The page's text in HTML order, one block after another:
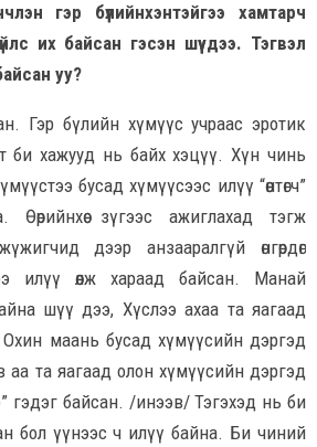
гэр бүлийнхэнтэйгээ хамтарч
их байсан гэсэн шүү дээ. Тэгвэл
уу?
Гэр бүлийн хүмүүс учраас эротик
би хажууд нь байх хэцүү. Хүн чинь
бусад хүмүүсээс илүү “өөнтөгч”
зүгээс ажиглахад тэгж
дээр анзааралгүй өнгөрдөг
илүү өөлж хараад байсан. Манай
шүү дээ, Хүслээ ахаа та яагаад
маань бусад хүмүүсийн дэргэд
аа та яагаад олон хүмүүсийн дэргэд
гэдэг байсан. /инээв/ Тэгэхэд нь би
бол үүнээс ч илүү байна. Би чиний